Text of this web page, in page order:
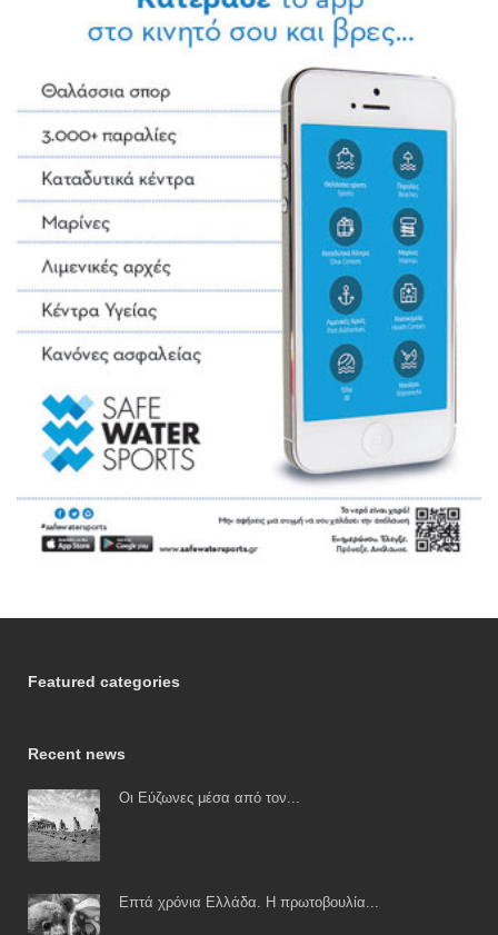
Featured categories
Recent news
Οι Εύζωνες μέσα από τον...
Επτά χρόνια Ελλάδα. Η πρωτοβουλία...